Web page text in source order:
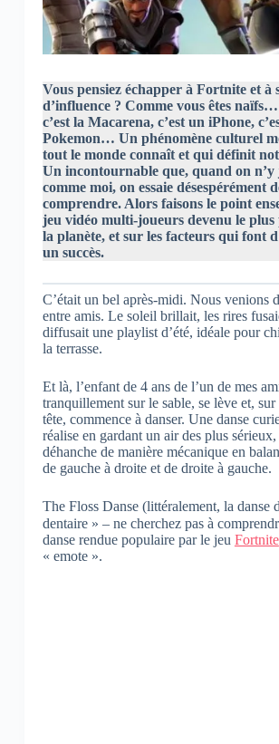
Vous pensiez échapper à Fortnite et à
d’influence ? Comme vous êtes
c’est la Macarena, c’est un iPhone,
Pokemon… Un phénomène culturel
tout le monde connaît et qui définit
Un incontournable que, quand on n’y
comme moi, on essaie désespérément
comprendre. Alors faisons le point
jeu vidéo multi-joueurs devenu le plus
la planète, et sur les facteurs qui font
un succès.
C’était un bel après-midi. Nous venions
entre amis. Le soleil brillait, les rires
diffusait une playlist d’été, idéale pour
la terrasse.
Et là, l’enfant de 4 ans de l’un de mes
tranquillement sur le sable, se lève et,
tête, commence à danser. Une danse
réalise en gardant un air des plus sérieux,
déhanche de manière mécanique en
de gauche à droite et de droite à gauche.
The Floss Danse (littéralement, la danse
dentaire » – ne cherchez pas à
danse rendue populaire par le jeu Fortnite
« emote ».